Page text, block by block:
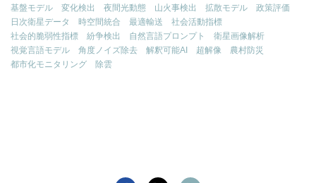
基盤モデル
変化検出 夜間光動態 山火事検出 拡散モデル
政策評価
日次衛星データ
時空間統合 最適輸送
社会活動指標
社会的脆弱性指標
紛争検出 自然言語プロンプト
衛星画像解析
視覚言語モデル
角度ノイズ除去 解釈可能AI 超解像
農村防災
都市化モニタリング
除雲